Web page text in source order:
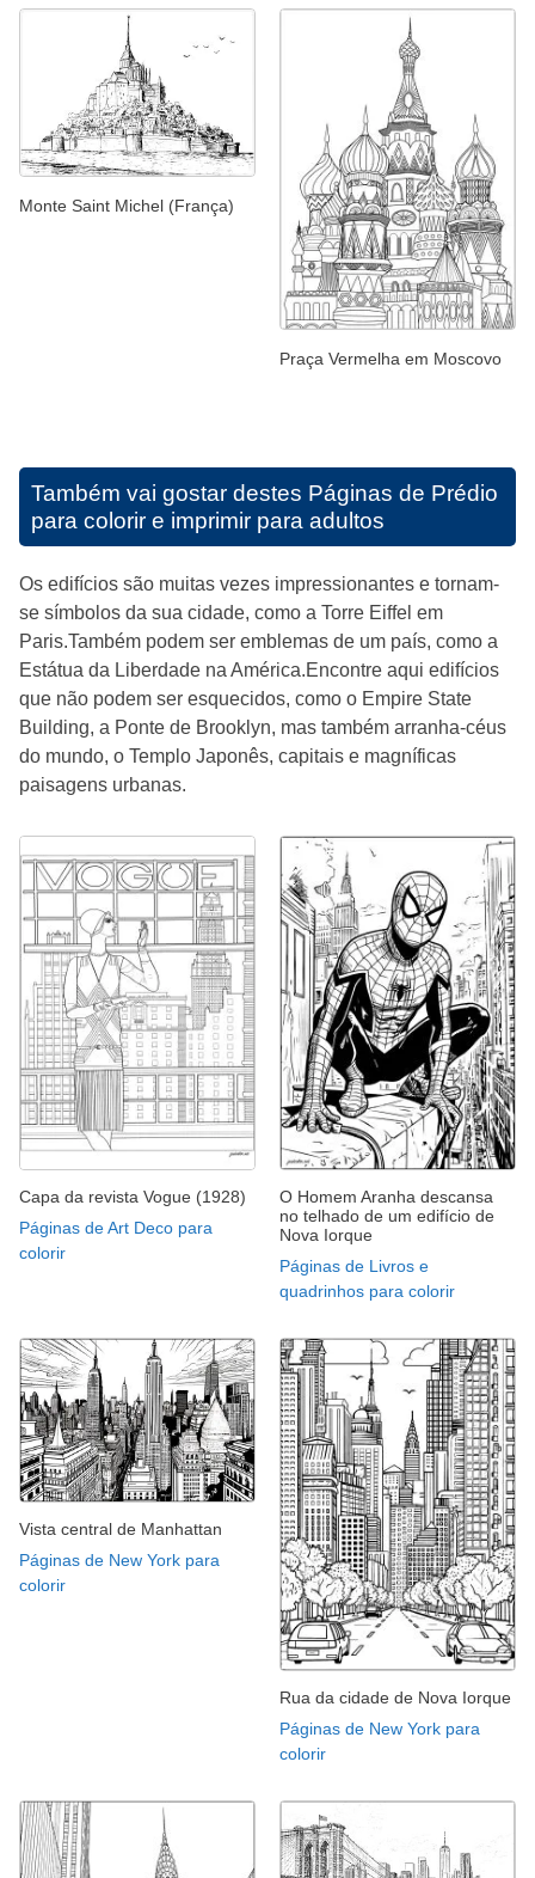
Monte Saint Michel (França)
Praça Vermelha em Moscovo
Também vai gostar destes Páginas de Prédio
para colorir e imprimir para adultos
Os edifícios são muitas vezes impressionantes e tornam-
se símbolos da sua cidade, como a Torre Eiffel em
Paris.Também podem ser emblemas de um país, como a
Estátua da Liberdade na América.Encontre aqui edifícios
que não podem ser esquecidos, como o Empire State
Building, a Ponte de Brooklyn, mas também arranha-céus
do mundo, o Templo Japonês, capitais e magníficas
paisagens urbanas.
Capa da revista Vogue (1928)
Páginas de Art Deco para
colorir
O Homem Aranha descansa
no telhado de um edifício de
Nova Iorque
Páginas de Livros e
quadrinhos para colorir
Vista central de Manhattan
Páginas de New York para
colorir
Rua da cidade de Nova Iorque
Páginas de New York para
colorir